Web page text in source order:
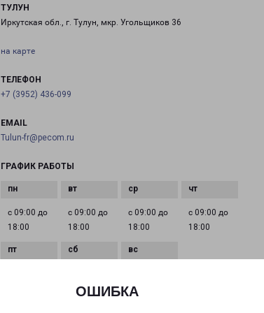
ОШИБКА
ТУЛУН
Иркутская обл., г. Тулун, мкр. Угольщиков 36
на карте
ТЕЛЕФОН
+7 (3952) 436-099
EMAIL
Tulun-fr@pecom.ru
ГРАФИК РАБОТЫ
с 09:00 до
18:00
с 09:00 до
18:00
с 09:00 до
18:00
с 09:00 до
18:00